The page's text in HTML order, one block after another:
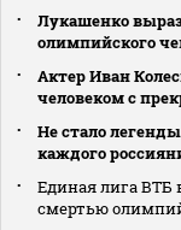
Лукашенко
олимпийского
Актер Иван
человеком с
Не стало
каждого
Единая лига ВТБ
смертью